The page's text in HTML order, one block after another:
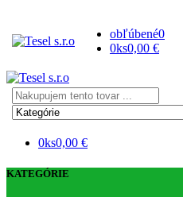
obľúbené0
0ks0,00 €
Search
here
0ks0,00 €
KATEGÓRIE